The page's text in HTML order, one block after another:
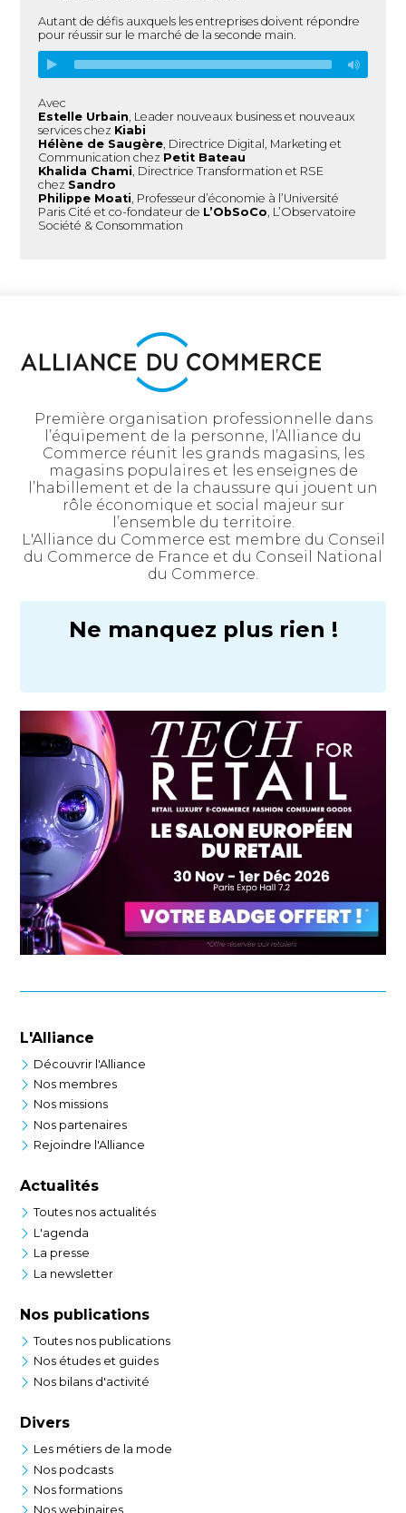
Autant de défis auxquels les entreprises doivent répondre
pour réussir sur le marché de la seconde main.
Avec
Estelle Urbain , Leader nouveaux business et nouveaux
services chez Kiabi
Hélène de Saugère , Directrice Digital, Marketing et
Communication chez Petit Bateau
Khalida Chami , Directrice Transformation et RSE
chez Sandro
Philippe Moati , Professeur d’économie à l’Université
Paris Cité et co-fondateur de L’ObSoCo , L’Observatoire
Société & Consommation
Première organisation professionnelle dans
l’équipement de la personne, l’Alliance du
Commerce réunit les grands magasins, les
magasins populaires et les enseignes de
l’habillement et de la chaussure qui jouent un
rôle économique et social majeur sur
l’ensemble du territoire.
L'Alliance du Commerce est membre du Conseil
du Commerce de France et du Conseil National
du Commerce.
Ne manquez plus rien !
L'Alliance
Découvrir l'Alliance
Nos membres
Nos missions
Nos partenaires
Rejoindre l'Alliance
Actualités
Toutes nos actualités
L'agenda
La presse
La newsletter
Nos publications
Toutes nos publications
Nos études et guides
Nos bilans d'activité
Divers
Les métiers de la mode
Nos podcasts
Nos formations
Nos webinaires